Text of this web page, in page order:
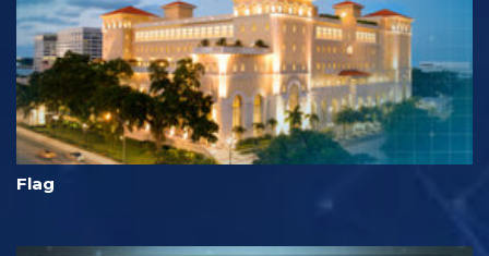
Flag